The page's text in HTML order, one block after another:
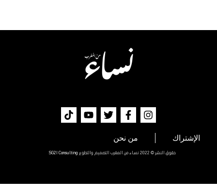
الإشتراك من نحن
حقوق النشر © 2022 نساء من المغرب التصميم والتطوير SG2I Consulting